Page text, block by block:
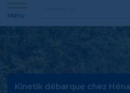
Menu
Kinetik débarque chez